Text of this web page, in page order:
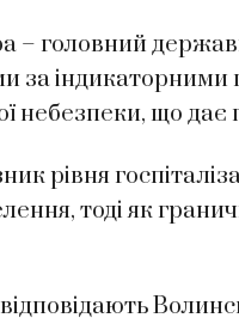
– головний
за індикаторними
небезпеки, що дає
рівня
тоді як
відповідають